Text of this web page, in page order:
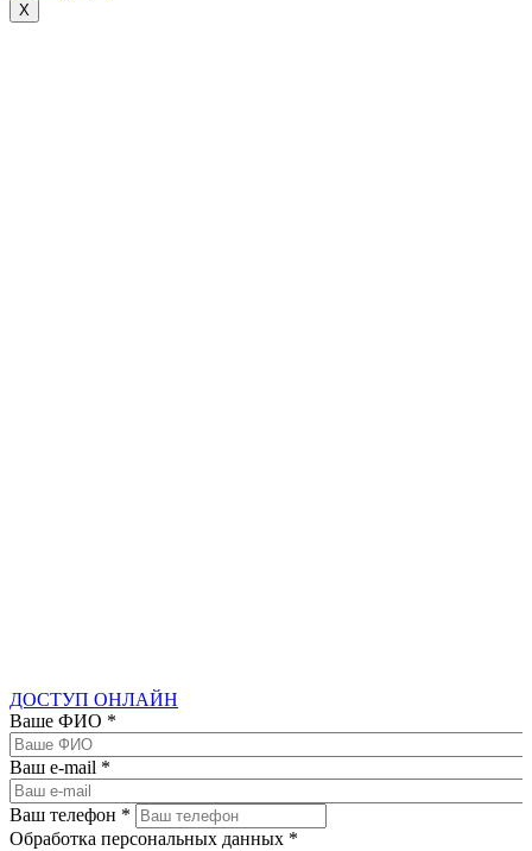
X
ДОСТУП ОНЛАЙН
Ваше ФИО *
Ваш e-mail *
Ваш телефон *
Обработка персональных данных *